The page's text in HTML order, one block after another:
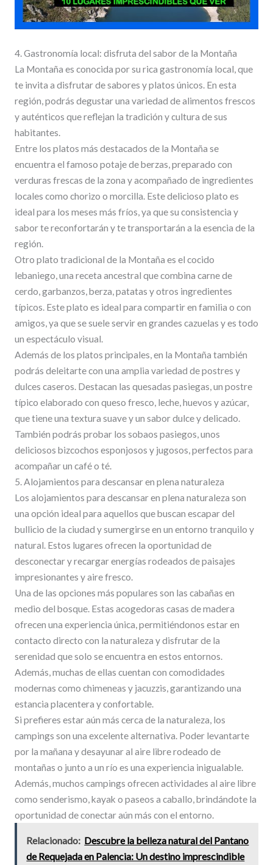
4. Gastronomía local: disfruta del sabor de la Montaña
La Montaña es conocida por su rica gastronomía local, que
te invita a disfrutar de sabores y platos únicos. En esta
región, podrás degustar una variedad de alimentos frescos
y auténticos que reflejan la tradición y cultura de sus
habitantes.
Entre los platos más destacados de la Montaña se
encuentra el famoso potaje de berzas, preparado con
verduras frescas de la zona y acompañado de ingredientes
locales como chorizo o morcilla. Este delicioso plato es
ideal para los meses más fríos, ya que su consistencia y
sabor te reconfortarán y te transportarán a la esencia de la
región.
Otro plato tradicional de la Montaña es el cocido
lebaniego, una receta ancestral que combina carne de
cerdo, garbanzos, berza, patatas y otros ingredientes
típicos. Este plato es ideal para compartir en familia o con
amigos, ya que se suele servir en grandes cazuelas y es todo
un espectáculo visual.
Además de los platos principales, en la Montaña también
podrás deleitarte con una amplia variedad de postres y
dulces caseros. Destacan las quesadas pasiegas, un postre
típico elaborado con queso fresco, leche, huevos y azúcar,
que tiene una textura suave y un sabor dulce y delicado.
También podrás probar los sobaos pasiegos, unos
deliciosos bizcochos esponjosos y jugosos, perfectos para
acompañar un café o té.
5. Alojamientos para descansar en plena naturaleza
Los alojamientos para descansar en plena naturaleza son
una opción ideal para aquellos que buscan escapar del
bullicio de la ciudad y sumergirse en un entorno tranquilo y
natural. Estos lugares ofrecen la oportunidad de
desconectar y recargar energías rodeados de paisajes
impresionantes y aire fresco.
Una de las opciones más populares son las cabañas en
medio del bosque. Estas acogedoras casas de madera
ofrecen una experiencia única, permitiéndonos estar en
contacto directo con la naturaleza y disfrutar de la
serenidad que solo se encuentra en estos entornos.
Además, muchas de ellas cuentan con comodidades
modernas como chimeneas y jacuzzis, garantizando una
estancia placentera y confortable.
Si prefieres estar aún más cerca de la naturaleza, los
campings son una excelente alternativa. Poder levantarte
por la mañana y desayunar al aire libre rodeado de
montañas o junto a un río es una experiencia inigualable.
Además, muchos campings ofrecen actividades al aire libre
como senderismo, kayak o paseos a caballo, brindándote la
oportunidad de conectar aún más con el entorno.
Relacionado: Descubre la belleza natural del Pantano
de Requejada en Palencia: Un destino imprescindible